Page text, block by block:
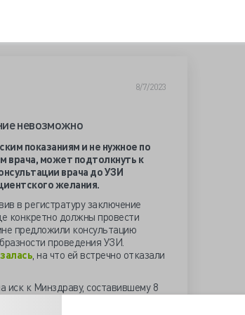
8/7/2023
невозможно
показаниям и не нужное по
врача, может подтолкнуть к
врача до УЗИ
желания.
в регистратуру заключение
конкретно должны провести
предложили консультацию
проведения УЗИ.
, на что ей встречно отказали
к Минздраву, составившему 8
ультразвуковых
только по показаниям и